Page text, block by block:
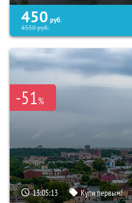
450 руб.
4550руб.
-51%
13:05:12 Купи первым!